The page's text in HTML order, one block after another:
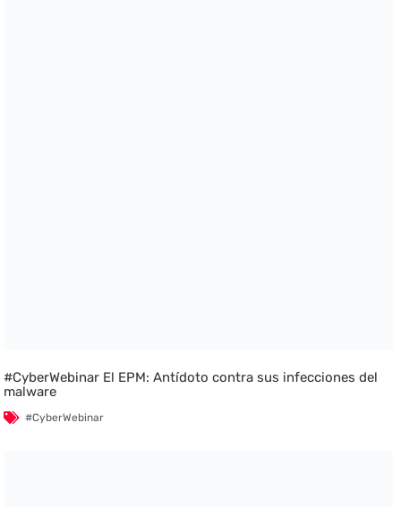
#CyberWebinar El EPM: Antídoto contra sus infecciones del
malware
#CyberWebinar